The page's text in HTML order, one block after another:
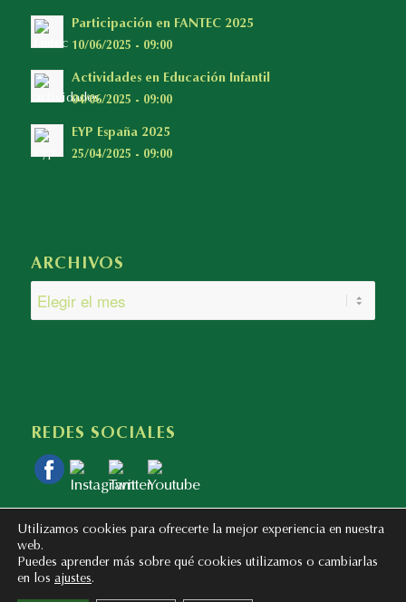
Participación en FANTEC 2025
10/06/2025 - 09:00
Actividades en Educación Infantil
04/06/2025 - 09:00
EYP España 2025
25/04/2025 - 09:00
ARCHIVOS
REDES SOCIALES
Copyright © 2020 - 2023 Colegio Bilingüe Atalaya. Webmaster: mentaliza.com
Utilizamos cookies para ofrecerte la mejor experiencia en nuestra
web.
Puedes aprender más sobre qué cookies utilizamos o cambiarlas
en los ajustes.